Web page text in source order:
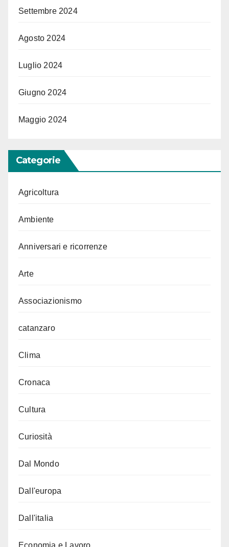
Settembre 2024
Agosto 2024
Luglio 2024
Giugno 2024
Maggio 2024
Categorie
Agricoltura
Ambiente
Anniversari e ricorrenze
Arte
Associazionismo
catanzaro
Clima
Cronaca
Cultura
Curiosità
Dal Mondo
Dall'europa
Dall'italia
Economia e Lavoro